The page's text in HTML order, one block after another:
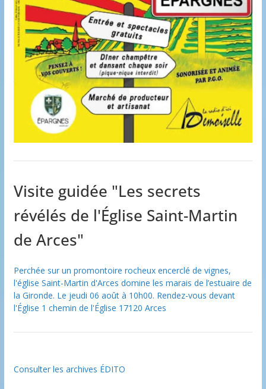
Visite guidée "Les secrets
révélés de l'Église Saint-Martin
de Arces"
Perchée sur un promontoire rocheux encerclé de vignes,
l'église Saint-Martin d'Arces domine les marais de l’estuaire de
la Gironde. Le jeudi 06 août à 10h00. Rendez-vous devant
l'Église 1 chemin de l'Église 17120 Arces
Consulter les archives ÉDITO